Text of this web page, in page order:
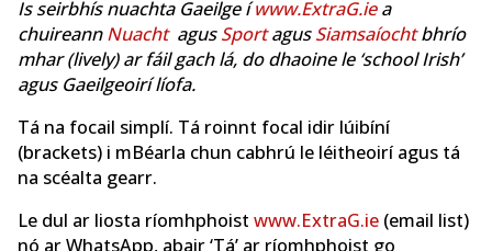
Is seirbhís nuachta Gaeilge íwww.ExtraG.iea
chuireannNuachtagusSportagusSiamsaíochtbhrío
mhar (lively) ar fáil gach lá, do dhaoine le ‘school Irish’
agus Gaeilgeoirí líofa.
Tá na focail simplí. Tá roinnt focal idir lúibíní
(brackets) i mBéarla chun cabhrú le léitheoirí agus tá
na scéalta gearr.
Le dul ar liosta ríomhphoist www.ExtraG.ie (email list)
nó ar WhatsApp, abair ‘Tá’ ar ríomhphoist go